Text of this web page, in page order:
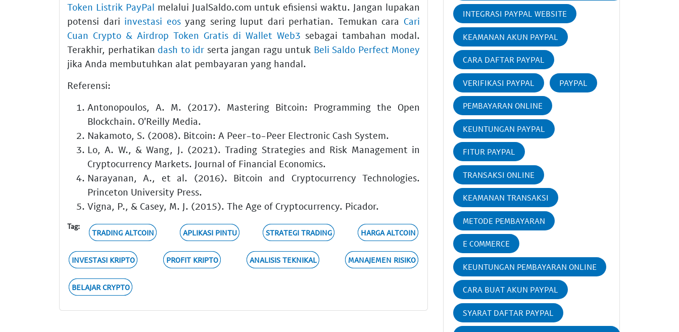
Token Listrik PayPal melalui JualSaldo.com untuk efisiensi waktu. Jangan lupakan
potensi dari investasi eosyang sering luput dari perhatian. Temukan cara Cari
Cuan Crypto & Airdrop Token Gratis di Wallet Web3 sebagai tambahan modal.
Terakhir, perhatikan dash to idr serta jangan ragu untuk Beli Saldo Perfect Money
jika Anda membutuhkan alat pembayaran yang handal.
Referensi:
Antonopoulos, A. M. (2017). Mastering Bitcoin: Programming the Open
Blockchain. O'Reilly Media.
Nakamoto, S. (2008). Bitcoin: A Peer-to-Peer Electronic Cash System.
Lo, A. W., & Wang, J. (2021). Trading Strategies and Risk Management in
Cryptocurrency Markets. Journal of Financial Economics.
Narayanan, A., et al. (2016). Bitcoin and Cryptocurrency Technologies.
Princeton University Press.
Vigna, P., & Casey, M. J. (2015). The Age of Cryptocurrency. Picador.
Tag:
TRADING ALTCOIN APLIKASI PINTU STRATEGI TRADING HARGA ALTCOIN
INVESTASI KRIPTO PROFIT KRIPTO ANALISIS TEKNIKAL MANAJEMEN RISIKO
BELAJAR CRYPTO
INTEGRASI PAYPAL WEBSITE
KEAMANAN AKUN PAYPAL
CARA DAFTAR PAYPAL
VERIFIKASI PAYPAL PAYPAL
PEMBAYARAN ONLINE
KEUNTUNGAN PAYPAL
FITUR PAYPAL
TRANSAKSI ONLINE
KEAMANAN TRANSAKSI
METODE PEMBAYARAN
E COMMERCE
KEUNTUNGAN PEMBAYARAN ONLINE
CARA BUAT AKUN PAYPAL
SYARAT DAFTAR PAYPAL